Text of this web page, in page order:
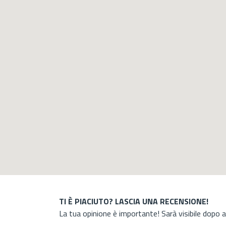
TI È PIACIUTO? LASCIA UNA RECENSIONE!
La tua opinione è importante! Sarà visibile dopo